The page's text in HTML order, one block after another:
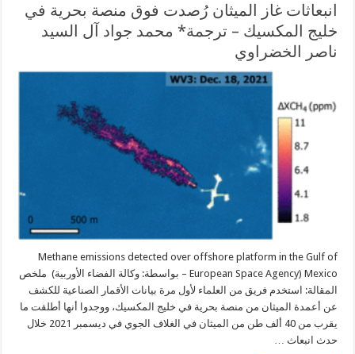
انبعاثات غاز الميثان رُصدت فوق منصة بحرية في
خليج المكسيك – ترجمة* محمد جواد آل السيد
ناصر الخضراوي
Methane emissions detected over offshore platform in the Gulf of
Mexico (European Space Agency – بواسطة: وكالة الفضاء الأوربية) ملخص
المقالة: استخدم فريق من العلماء لأول مرة بيانات الأقمار الصناعية للكشف
عن أعمدة الميثان من منصة بحرية في خليج المكسيك، ووجدوا أنها أطلقت ما
يقرب من 40 ألف طن من الميثان في الغلاف الجوي في ديسمبر 2021 خلال
حدث انبعاث …